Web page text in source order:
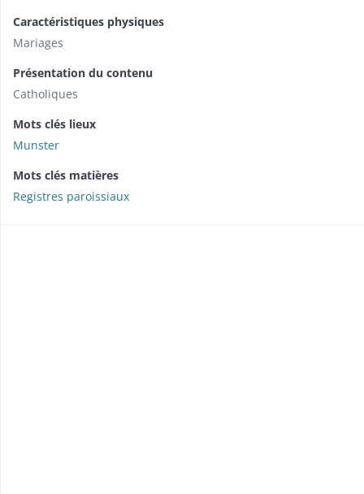
Caractéristiques physiques
Mariages
Présentation du contenu
Catholiques
Mots clés lieux
Munster
Mots clés matières
Registres paroissiaux